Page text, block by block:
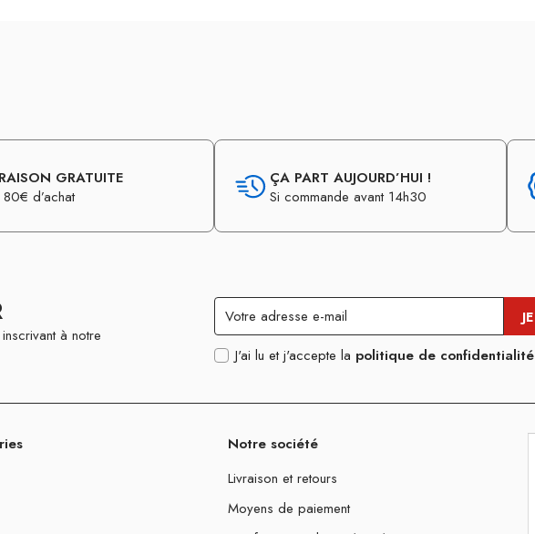
GRATUITE
d’achat
ÇA PART AUJOURD’HUI !
Si commande avant 14h30
à notre
J'ai lu et j'accepte la politique de confidentialité
Notre société
Livraison et retours
Moyens de paiement